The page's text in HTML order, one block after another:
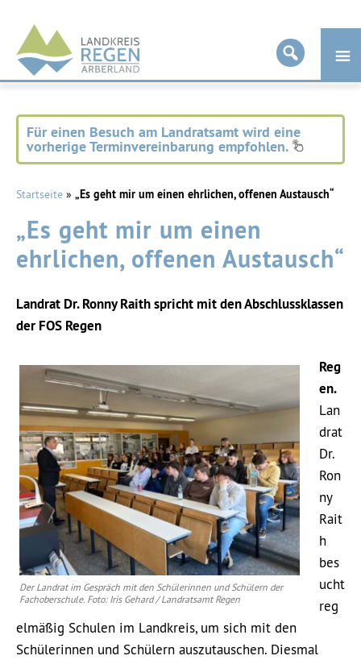
Landkreis
Regen
Für einen Besuch am Landratsamt wird eine
vorherige Terminvereinbarung empfohlen.
Startseite » „Es geht mir um einen ehrlichen, offenen Austausch“
„Es geht mir um einen
ehrlichen, offenen Austausch“
Landrat Dr. Ronny Raith spricht mit den Abschlussklassen
der FOS Regen
Der Landrat im Gespräch mit den Schülerinnen und Schülern der
Fachoberschule. Foto: Iris Gehard / Landratsamt Regen
Reg
en.
Lan
drat
Dr.
Ron
ny
Rait
h
bes
ucht
reg
elmäßig Schulen im Landkreis, um sich mit den
Schülerinnen und Schülern auszutauschen. Diesmal